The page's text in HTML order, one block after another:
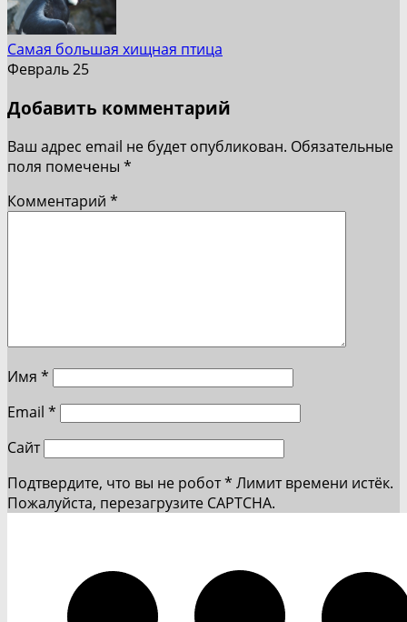
Самая большая хищная птица
Февраль 25
Добавить комментарий
Ваш адрес email не будет опубликован. Обязательные
поля помечены *
Комментарий *
Имя *
Email *
Сайт
Подтвердите, что вы не робот* Лимит времени истёк.
Пожалуйста, перезагрузите CAPTCHA.